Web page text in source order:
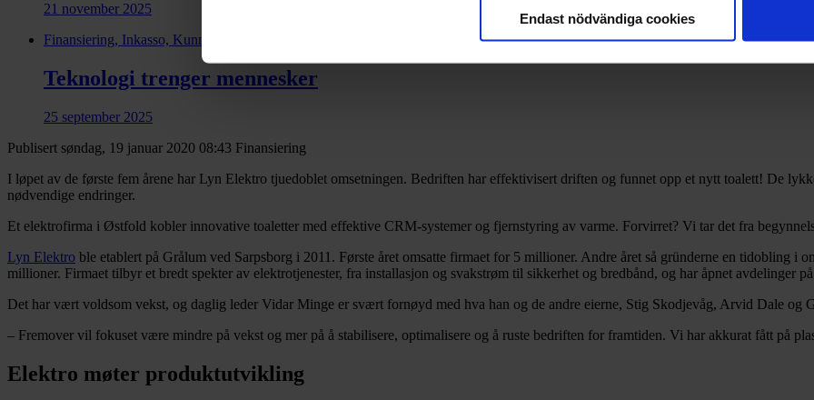
Endast nödvändiga cookies
21 november 2025
Finansiering, Inkasso, Kunnskap, Financial health
Teknologi trenger mennesker
25 september 2025
Publisert søndag, 19 januar 2020 08:43 Finansiering
I løpet av de første fem årene har Lyn Elektro tjuedoblet omsetningen. Bedriften har effektivisert driften og funnet opp et nytt toalett! De
nødvendige endringer.
Et elektrofirma i Østfold kobler innovative toaletter med effektive CRM-systemer og fjernstyring av varme. Forvirret? Vi tar det fra
Lyn Elektro ble etablert på Grålum ved Sarpsborg i 2011. Første året omsatte firmaet for 5 millioner. Andre året så gründerne en tidobling i
millioner. Firmaet tilbyr et bredt spekter av elektrotjenester, fra installasjon og svakstrøm til sikkerhet og bredbånd, og har åpnet avdelinger
Det har vært voldsom vekst, og daglig leder Vidar Minge er svært fornøyd med hva han og de andre eierne, Stig Skodjevåg, Arvid Dale og
– Fremover vil fokuset være mindre på vekst og mer på å stabilisere, optimalisere og å ruste bedriften for framtiden. Vi har akkurat fått på
Elektro møter produktutvikling